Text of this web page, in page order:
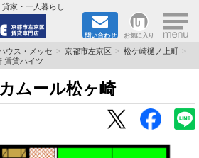
家・一人暮らし
問い合わせ お気に入り ×
学生さんに
ウス・メッセ 京都市左京区
松ケ崎樋ノ上町
賃貸ハイツ
ムール松ヶ崎